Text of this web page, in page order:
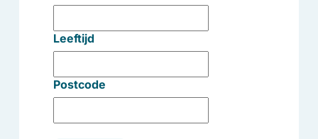
Leeftijd
Postcode